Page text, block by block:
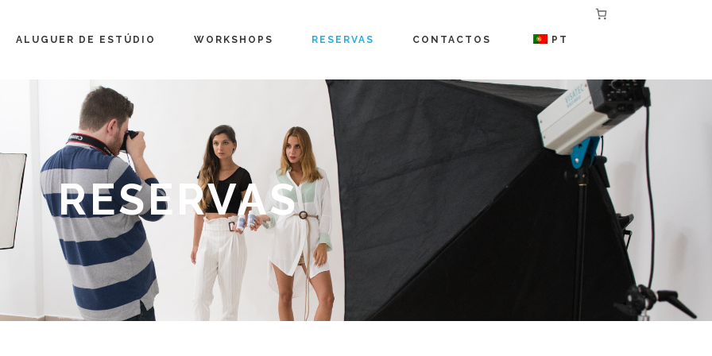
ALUGUER DE ESTÚDIO WORKSHOPS RESERVAS CONTACTOS PT
RESERVAS